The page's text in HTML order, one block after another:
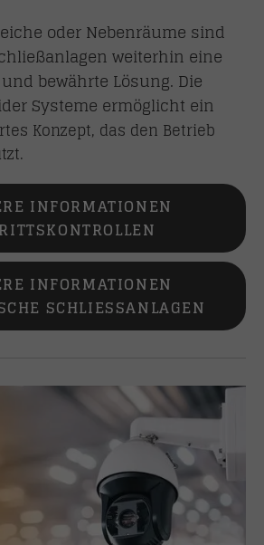
oder Nebenräume sind
weiterhin eine
bewährte Lösung. Die
Systeme ermöglicht ein
Konzept, das den Betrieb
INFORMATIONEN
INFORMATIONEN
SCHLIESSANLAGEN